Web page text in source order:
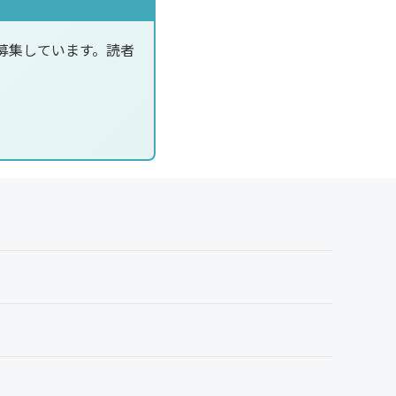
集しています。読者